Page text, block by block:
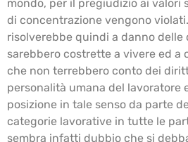
mondo, per il pregiudizio ai valori
di concentrazione vengono
risolverebbe quindi a danno
sarebbero costrette a vivere ed a
che non terrebbero conto dei
personalità umana del lavoratore
posizione in tale senso da parte
categorie lavorative in tutte le
sembra infatti dubbio che si